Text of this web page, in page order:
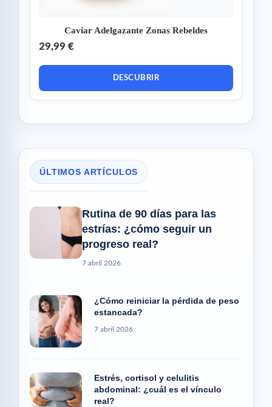
Caviar Adelgazante Zonas Rebeldes
29,99 €
DESCUBRIR
ÚLTIMOS ARTÍCULOS
Rutina de 90 días para las
estrías: ¿cómo seguir un
progreso real?
7 abril 2026
¿Cómo reiniciar la pérdida de peso
estancada?
7 abril 2026
Estrés, cortisol y celulitis
abdominal: ¿cuál es el vínculo
real?